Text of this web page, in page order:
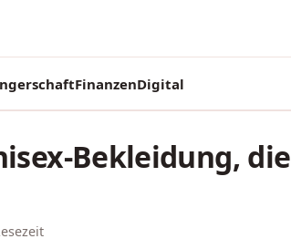
FinanzenDigital
Bekleidung, die